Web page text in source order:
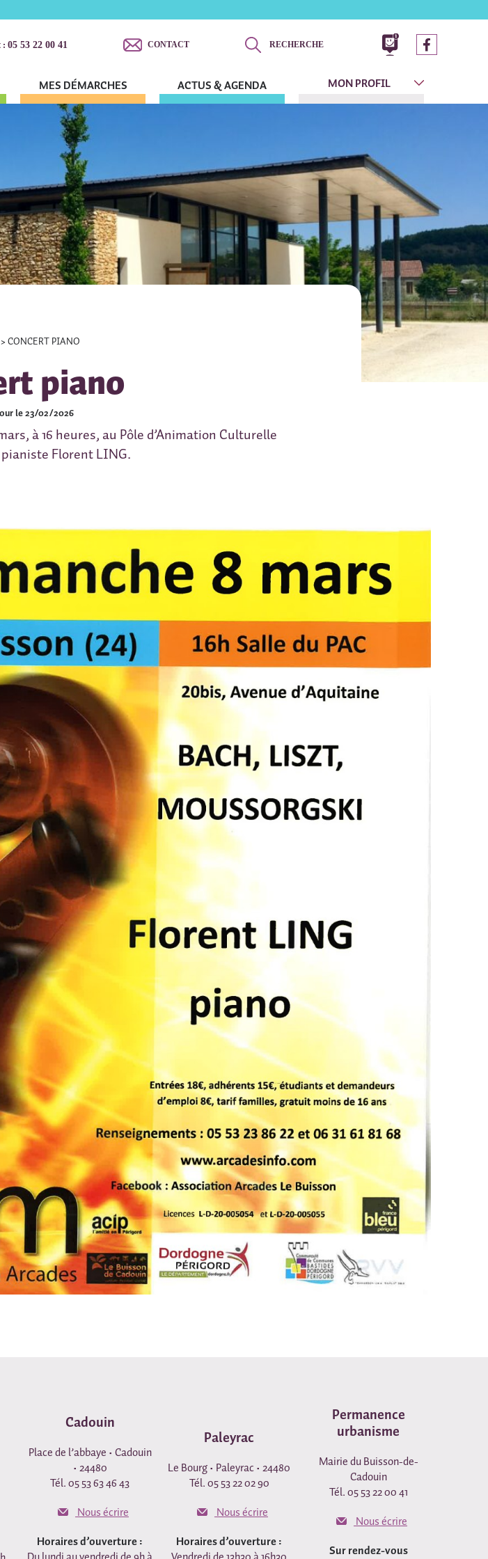
: 05 53 22 00 41 CONTACT RECHERCHE
MES DÉMARCHES ACTUS & AGENDA MON PROFIL
CONCERT PIANO
piano
le 23/02/2026
à 16 heures, au Pôle d’Animation Culturelle
Florent LING.
Cadouin
Place de l’abbaye • Cadouin
• 24480
Tél. 05 53 63 46 43
Nous écrire
Horaires d’ouverture :
Paleyrac
Le Bourg • Paleyrac • 24480
Tél. 05 53 22 02 90
Nous écrire
Horaires d’ouverture :
Permanence
urbanisme
Mairie du Buisson-de-
Cadouin
Tél. 05 53 22 00 41
Nous écrire
Sur rendez-vous